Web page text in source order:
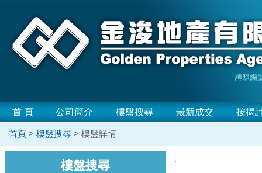
首 頁 公司簡介 樓盤搜尋 最新成交 按揭
首頁 > 樓盤搜尋 > 樓盤詳情
樓盤搜尋 ,